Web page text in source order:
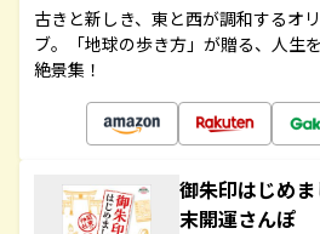
古きと新しき、東と西が調和するオ
ブ。「地球の歩き方」が贈る、人生
絶景集！
御朱印はじめ
末開運さんぽ